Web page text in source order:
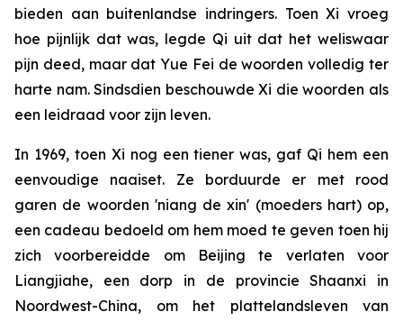
bieden aan buitenlandse indringers. Toen Xi vroeg
hoe pijnlijk dat was, legde Qi uit dat het weliswaar
pijn deed, maar dat Yue Fei de woorden volledig ter
harte nam. Sindsdien beschouwde Xi die woorden als
een leidraad voor zijn leven.
In 1969, toen Xi nog een tiener was, gaf Qi hem een
eenvoudige naaiset. Ze borduurde er met rood
garen de woorden 'niang de xin' (moeders hart) op,
een cadeau bedoeld om hem moed te geven toen hij
zich voorbereidde om Beijing te verlaten voor
Liangjiahe, een dorp in de provincie Shaanxi in
Noordwest-China, om het plattelandsleven van